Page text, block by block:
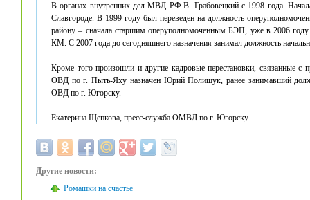
В органах внутренних дел МВД РФ В. Грабовецкий с 1998 года.
Славгороде. В 1999 году был переведен на должность
району – сначала старшим оперуполномоченным БЭП, уже в 2006 году
КМ. С 2007 года до сегодняшнего назначения занимал должность
Кроме того произошли и другие кадровые перестановки, связанные с
ОВД по г. Пыть-Яху назначен Юрий Полищук, ранее занимавший
ОВД по г. Югорску.
Екатерина Щепкова, пресс-служба ОМВД по г. Югорску.
Другие новости:
Ромашки на счастье